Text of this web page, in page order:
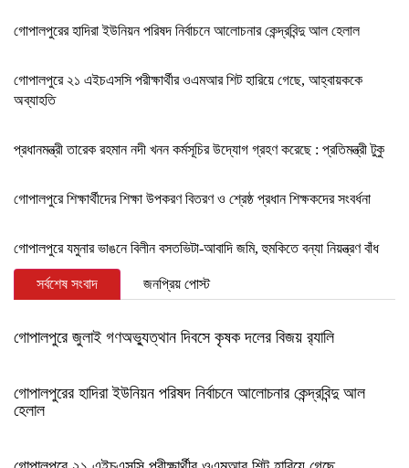
গোপালপুরের হাদিরা ইউনিয়ন পরিষদ নির্বাচনে আলোচনার কেন্দ্রবিন্দু আল হেলাল
গোপালপুরে ২১ এইচএসসি পরীক্ষার্থীর ওএমআর শিট হারিয়ে গেছে, আহ্বায়ককে
অব্যাহতি
প্রধানমন্ত্রী তারেক রহমান নদী খনন কর্মসূচির উদ্যোগ গ্রহণ করেছে : প্রতিমন্ত্রী টুকু
গোপালপুরে শিক্ষার্থীদের শিক্ষা উপকরণ বিতরণ ও শ্রেষ্ঠ প্রধান শিক্ষকদের সংবর্ধনা
গোপালপুরে যমুনার ভাঙনে বিলীন বসতভিটা-আবাদি জমি, হুমকিতে বন্যা নিয়ন্ত্রণ বাঁধ
সর্বশেষ সংবাদ জনপ্রিয় পোস্ট
গোপালপুরে জুলাই গণঅভ্যুত্থান দিবসে কৃষক দলের বিজয় র‍্যালি
গোপালপুরের হাদিরা ইউনিয়ন পরিষদ নির্বাচনে আলোচনার কেন্দ্রবিন্দু আল
হেলাল